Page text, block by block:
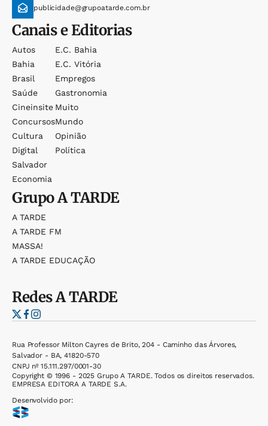
publicidade@grupoatarde.com.br
Canais e Editorias
Autos
Bahia
Brasil
Saúde
Cineinsite
Concursos
Cultura
Digital
Salvador
Economia
E.c. Bahia
E.c. Vitória
Empregos
Gastronomia
Muito
Mundo
Opinião
Política
GrupoA TARDE
A TARDE
A TARDE FM
MASSA!
A TARDE EDUCAÇÃO
RedesA TARDE
Rua Professor Milton Cayres de Brito, 204 - Caminho das Árvores,
Salvador - BA, 41820-570
CNPJ nº 15.111.297/0001-30
Copyright © 1996 - 2025 Grupo A TARDE. Todos os direitos reservados.
EMPRESA EDITORA A TARDE S.A.
Desenvolvido por: